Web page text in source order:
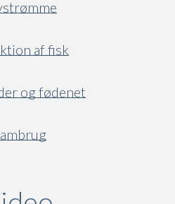
af fisk
og fødenet